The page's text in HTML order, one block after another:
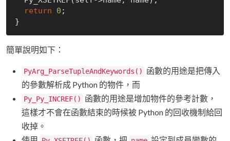
return
0 ;
簡單說明如下：
PyArg_ParseTupleAndKeywords()
函數的用途是把傳入
的參數解析成 Python 的物件，而
Py_Py_INCREF()
函數的用途是增加物件的參考計數，
這樣才不會在函數結束的時候被 Python 的回收機制給回
收掉。